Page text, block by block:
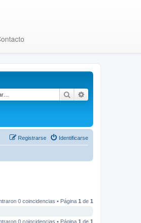
Buscar
Identificarse
Registrarse
0 coincidencias • Página 1 de 1
0 coincidencias • Página 1 de 1